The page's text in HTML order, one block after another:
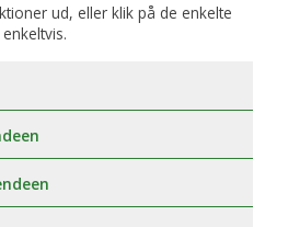
ud, eller klik på de enkelte